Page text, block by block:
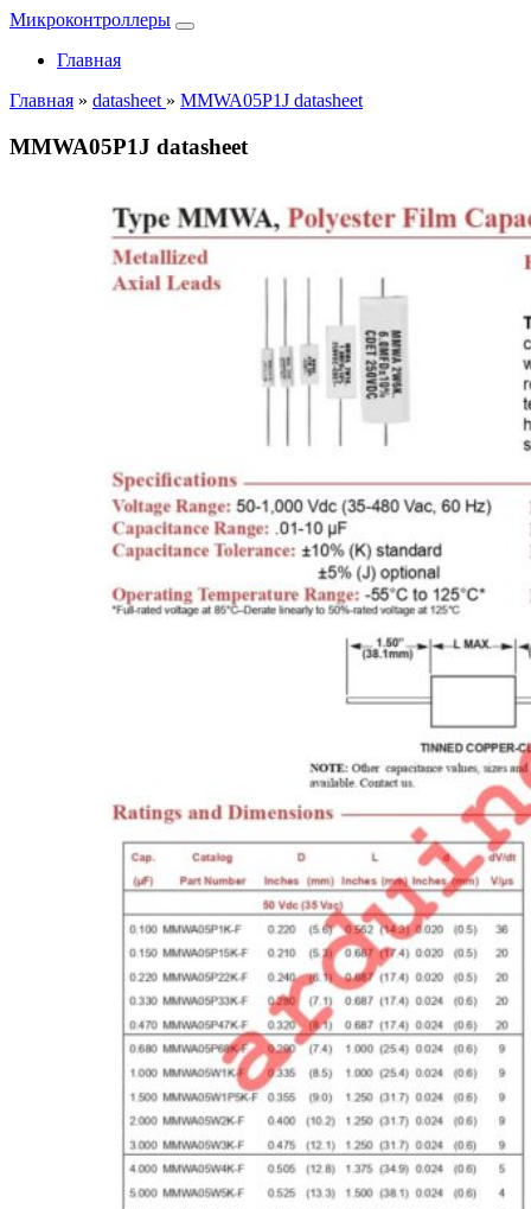
Микроконтроллеры
Главная
Главная » datasheet » MMWA05P1J datasheet
MMWA05P1J datasheet